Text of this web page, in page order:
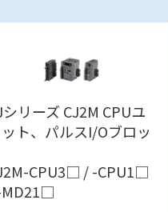
シリーズ CJ2M CPUユ
ト、パルスI/Oブロッ
CPU3□ / -CPU1□